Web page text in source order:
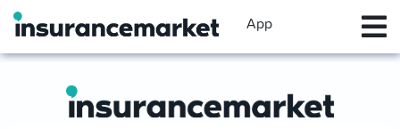
App